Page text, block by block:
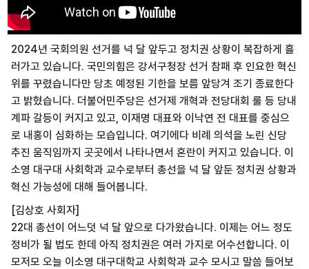
2024년 국회의원 선거를 넉 달 앞두고 정치권 상황이 복잡하게 흘
러가고 있습니다. 국민의힘은 강서구청장 선거 참패 후 인요한 혁신
위를 꾸렸습니다만 당초 예정된 기한을 보름 앞당겨 조기 종료한다
고 밝혔습니다. 더불어민주당은 선거제 개혁과 전당대회 룰 등 당내
계파 갈등이 커지고 있고, 이재명 대표와 이낙연 전 대표를 중심으
로 내홍이 심화하는 모습입니다. 여기에다 비례 의석을 노린 신당
추진 움직임까지 곳곳에서 나타나면서 혼란이 커지고 있습니다. 이
소영 대구대 사회학과 교수로부터 총선을 넉 달 앞둔 정치권 상황과
혁신 가능성에 대해 들어봅니다.
[김상호 사회자]
22대 총선이 어느덧 넉 달 앞으로 다가왔습니다. 이제는 어느 정도
정비가 될 법도 한데 아직 정치권은 여러 가지로 어수선합니다. 이
모저모 오늘 이소영 대구대학교 사회학과 교수 모시고 말씀 들어보